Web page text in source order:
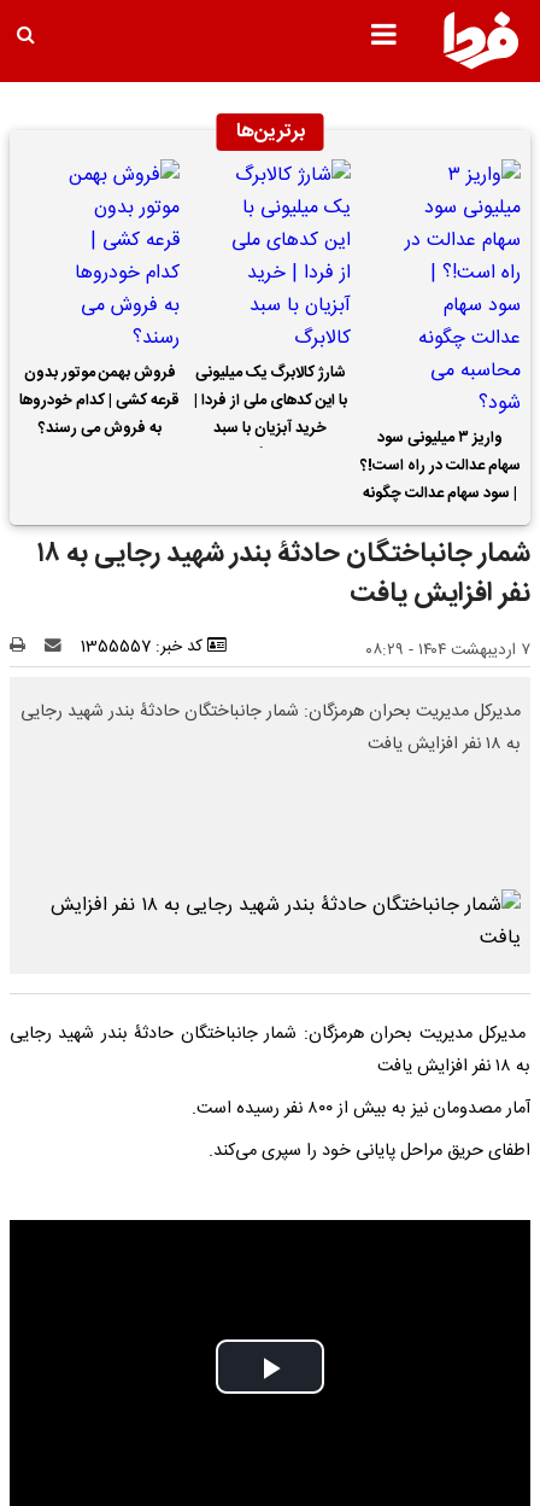
برترین‌ها
واریز ۳ میلیونی سود
سهام عدالت در راه است!؟
| سود سهام عدالت چگونه
محاسبه می شود؟
شارژ کالابرگ یک میلیونی
با این کدهای ملی از فردا |
خرید آبزیان با سبد
فروش بهمن موتور بدون
قرعه کشی | کدام خودروها
به فروش می رسند؟
شمار جانباختگان حادثۀ بندر شهید رجایی به ۱۸
نفر افزایش یافت
۷ اردیبهشت ۱۴۰۴ - ۰۸:۲۹ کد خبر: 1355557
مدیرکل مدیریت بحران هرمزگان: شمار جانباختگان حادثۀ بندر شهید رجایی
به ۱۸ نفر افزایش یافت
مدیرکل مدیریت بحران هرمزگان: شمار جانباختگان حادثۀ بندر شهید رجایی
به ۱۸ نفر افزایش یافت
آمار مصدومان نیز به بیش از ۸۰۰ نفر رسیده است.
اطفای حریق مراحل پایانی خود را سپری می‌کند.
Play